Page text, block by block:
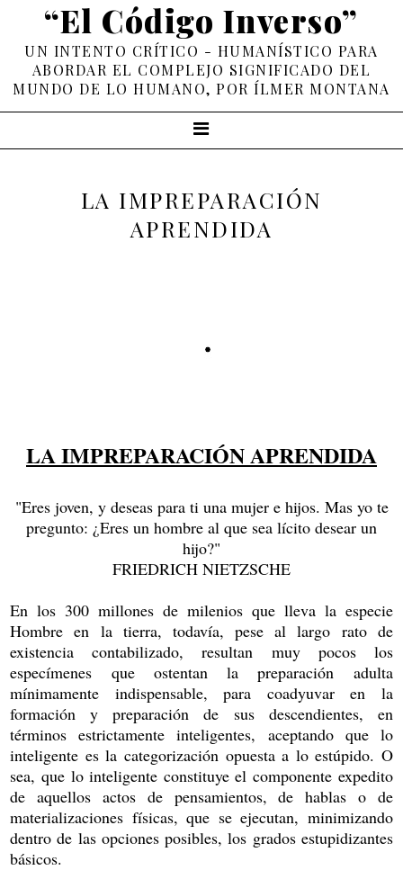
“El Código Inverso”
UN INTENTO CRÍTICO - HUMANÍSTICO PARA
ABORDAR EL COMPLEJO SIGNIFICADO DEL
MUNDO DE LO HUMANO, POR ÍLMER MONTANA
LA IMPREPARACIÓN
APRENDIDA
LA IMPREPARACIÓN APRENDIDA
"Eres joven, y deseas para ti una mujer e hijos. Mas yo te
pregunto: ¿Eres un hombre al que sea lícito desear un
hijo?"
FRIEDRICH NIETZSCHE
En los 300 millones de milenios que lleva la especie
Hombre en la tierra, todavía, pese al largo rato de
existencia contabilizado, resultan muy pocos los
especímenes que ostentan la preparación adulta
mínimamente indispensable, para coadyuvar en la
formación y preparación de sus descendientes, en
términos estrictamente inteligentes, aceptando que lo
inteligente es la categorización opuesta a lo estúpido. O
sea, que lo inteligente constituye el componente expedito
de aquellos actos de pensamientos, de hablas o de
materializaciones físicas, que se ejecutan, minimizando
dentro de las opciones posibles, los grados estupidizantes
básicos.